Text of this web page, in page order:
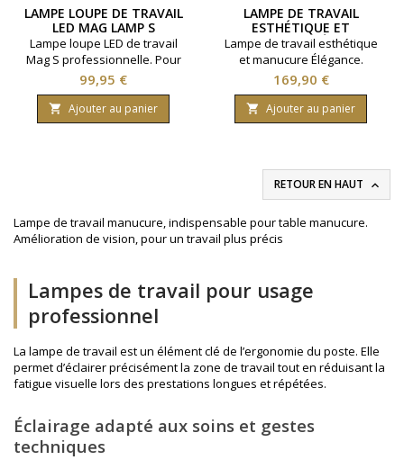
LAMPE LOUPE DE TRAVAIL
LED MAG LAMP S
Lampe loupe LED de travail
Mag S professionnelle. Pour
un grand confort de travail à
domicile ou en institut de
beauté. 2 niveaux de
luminosité.3
Prix
99,95 €
 Ajouter au panier
LAMPE DE TRAVAIL
ESTHÉTIQUE ET
MANUCURE ELÉGANCE
Lampe de travail esthétique
et manucure Élégance.
Intensité lumineuse réglable.
840 lumens. Température
jusqu'à 6500k.
Prix
169,90 €
 Ajouter au panier
RETOUR EN HAUT 
Lampe de travail manucure, indispensable pour table manucure.
Amélioration de vision, pour un travail plus précis
Lampes de travail pour usage
professionnel
La lampe de travail est un élément clé de l’ergonomie du poste. Elle
permet d’éclairer précisément la zone de travail tout en réduisant la
fatigue visuelle lors des prestations longues et répétées.
Éclairage adapté aux soins et gestes
techniques